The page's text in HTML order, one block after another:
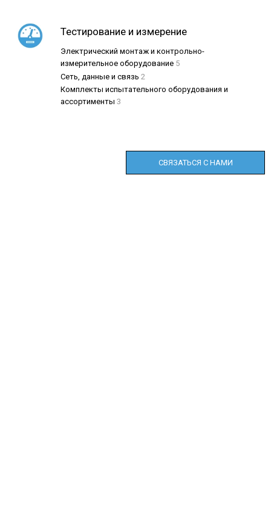
Тестирование и измерение
Электрический монтаж и контрольно-
измерительное оборудование 5
Сеть, данные и связь 2
Комплекты испытательного оборудования и
ассортименты 3
СВЯЗАТЬСЯ С НАМИ